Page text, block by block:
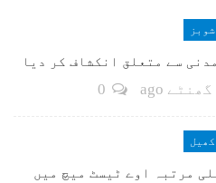
شوبز
سے متعلق انکشاف کر دیا
کھیل
کے بعد پہلی مرتبہ اوے ٹیسٹ میچ میں